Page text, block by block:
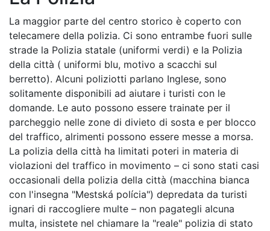
La maggior parte del centro storico è coperto con
telecamere della polizia. Ci sono entrambe fuori sulle
strade la Polizia statale (uniformi verdi) e la Polizia
della città ( uniformi blu, motivo a scacchi sul
berretto). Alcuni poliziotti parlano Inglese, sono
solitamente disponibili ad aiutare i turisti con le
domande. Le auto possono essere trainate per il
parcheggio nelle zone di divieto di sosta e per blocco
del traffico, alrimenti possono essere messe a morsa.
La polizia della città ha limitati poteri in materia di
violazioni del traffico in movimento – ci sono stati casi
occasionali della polizia della città (macchina bianca
con l'insegna "Mestská polícia") depredata da turisti
ignari di raccogliere multe – non pagategli alcuna
multa, insistete nel chiamare la "reale" polizia di stato